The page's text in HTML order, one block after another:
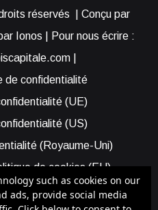
réservés | Conçu par
Ionos | Pour nous écrire :
|
de confidentialité
(UE)
(US)
(Royaume-Uni)
de cookies (EU)
Cookie Policy (US)
such as cookies on our
ads, provide social media